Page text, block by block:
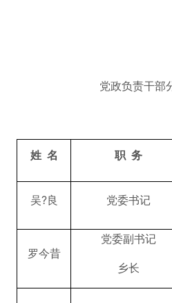
党政负责干部
姓 名 职 务
吴?良 党委书记
罗今昔
党委副书记
乡长